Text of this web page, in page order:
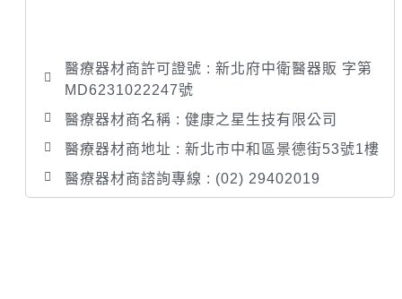
醫療器材商許可證號 : 新北府中衛醫器販 字第
MD6231022247號
醫療器材商名稱 : 健康之星生技有限公司
醫療器材商地址 : 新北市中和區景德街53號1樓
醫療器材商諮詢專線 : (02) 29402019